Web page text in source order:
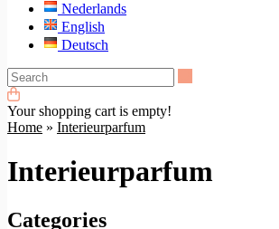
Nederlands
English
Deutsch
Your shopping cart is empty!
Home » Interieurparfum
Interieurparfum
Categories